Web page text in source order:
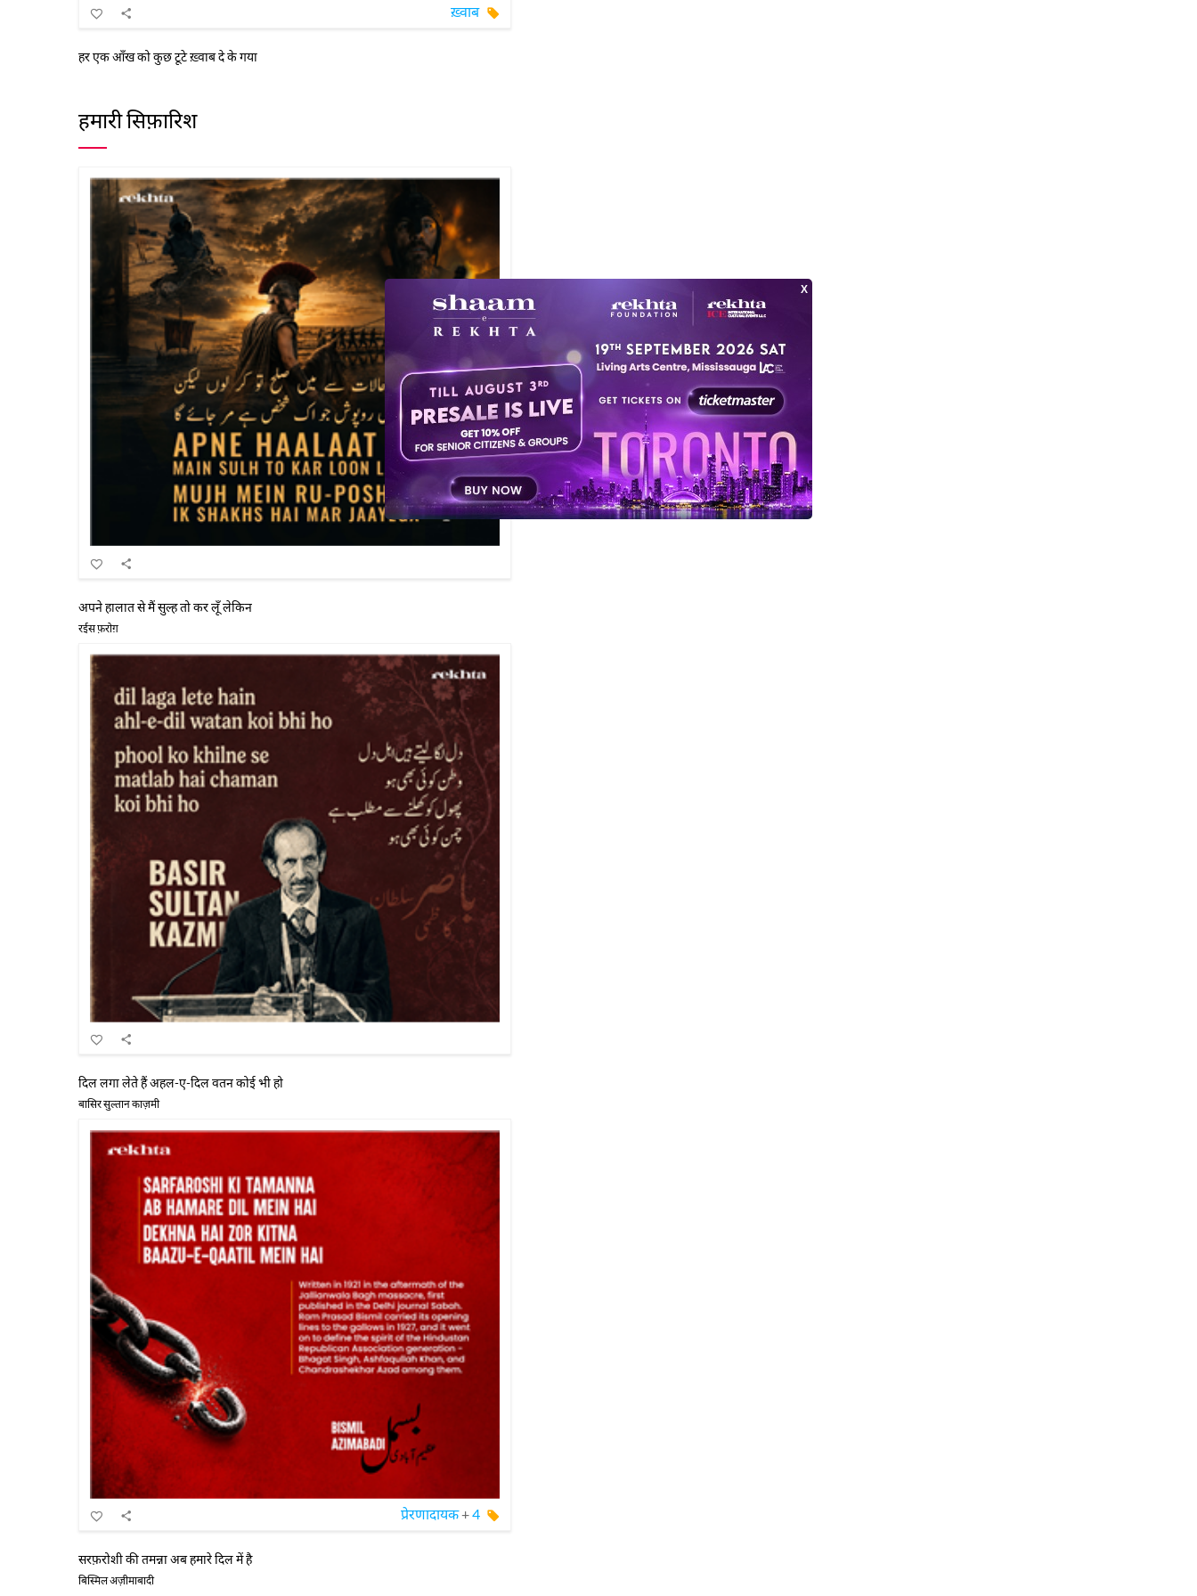
ख़्वाब
हर एक आँख को कुछ टूटे ख़्वाब दे के गया
हमारी सिफ़ारिश
अपने हालात से मैं सुल्ह तो कर लूँ लेकिन
रईस फ़रोग़
दिल लगा लेते हैं अहल-ए-दिल वतन कोई भी हो
बासिर सुल्तान काज़मी
प्रेरणादायक+4
सरफ़रोशी की तमन्ना अब हमारे दिल में है
बिस्मिल अज़ीमाबादी